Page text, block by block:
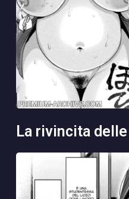
la rivincita